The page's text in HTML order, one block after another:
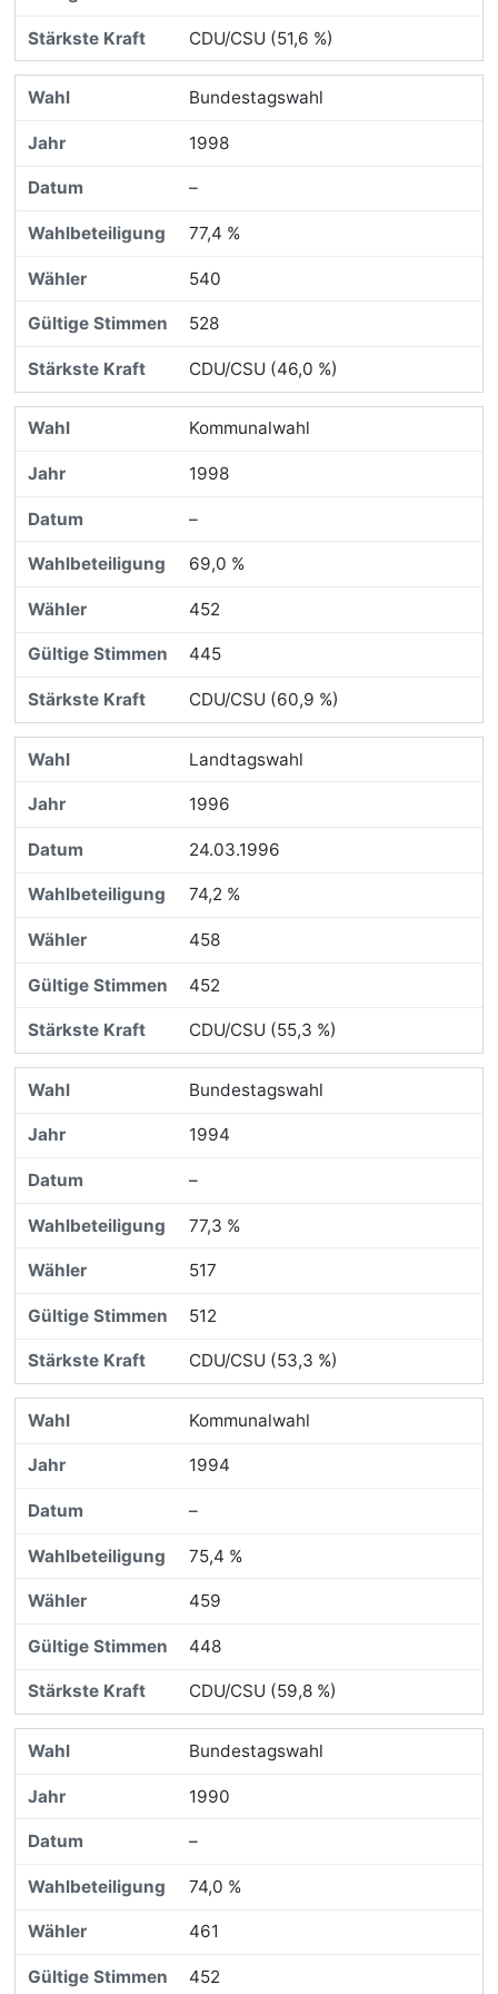
CDU/CSU (51,6 %)
Bundestagswahl
1998
–
77,4 %
540
528
CDU/CSU (46,0 %)
Kommunalwahl
1998
–
69,0 %
452
445
CDU/CSU (60,9 %)
Landtagswahl
1996
24.03.1996
74,2 %
458
452
CDU/CSU (55,3 %)
Bundestagswahl
1994
–
77,3 %
517
512
CDU/CSU (53,3 %)
Kommunalwahl
1994
–
75,4 %
459
448
CDU/CSU (59,8 %)
Bundestagswahl
1990
–
74,0 %
461
452